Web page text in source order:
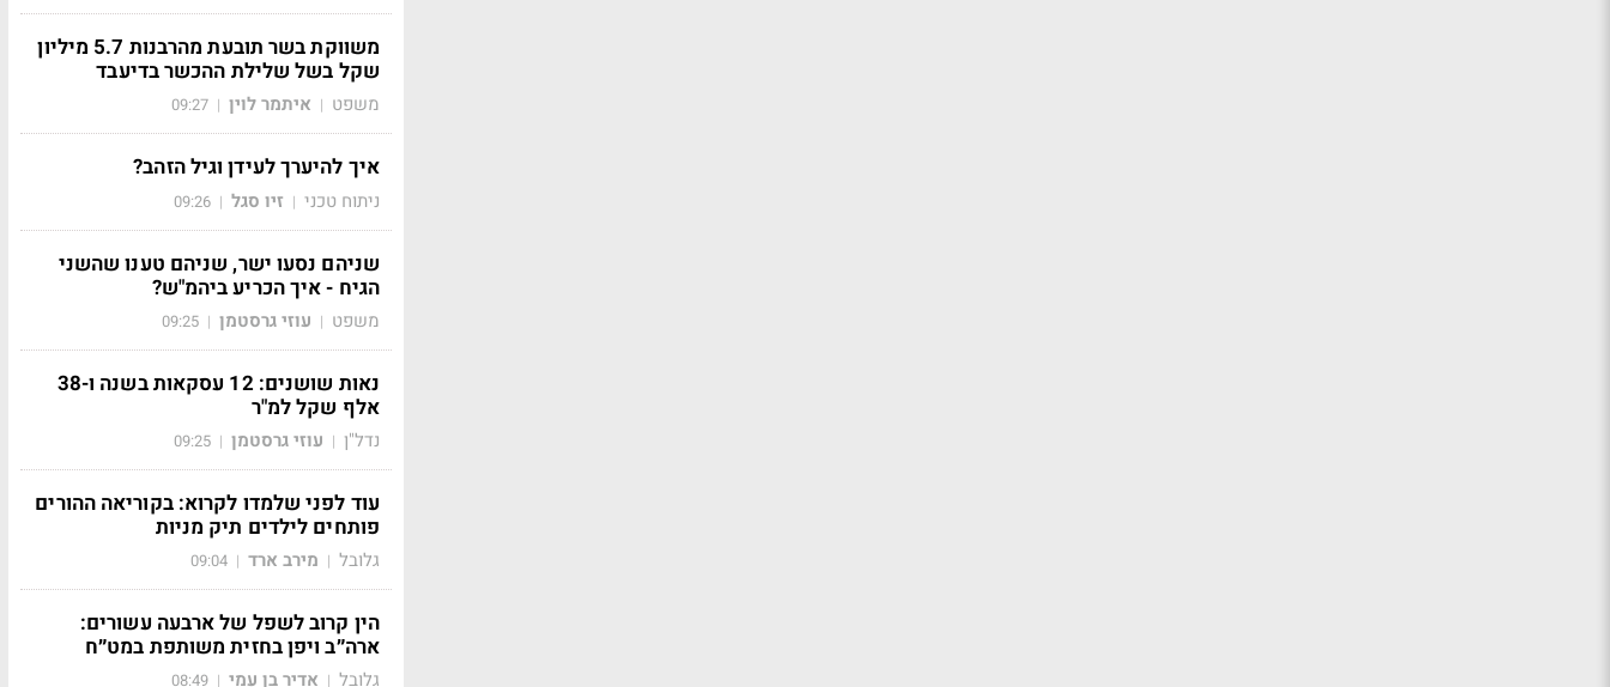
משווקת בשר תובעת מהרבנות 5.7 מיליון
שקל בשל שלילת ההכשר בדיעבד
משפט | איתמר לוין |
09:27
איך להיערך לעידן וגיל הזהב?
ניתוח טכני | זיו סגל |
09:26
שניהם נסעו ישר, שניהם טענו שהשני
הגיח - איך הכריע ביהמ"ש?
משפט | עוזי גרסטמן |
09:25
נאות שושנים: 12 עסקאות בשנה ו-38
אלף שקל למ"ר
נדל"ן | עוזי גרסטמן |
09:25
עוד לפני שלמדו לקרוא: בקוריאה ההורים
פותחים לילדים תיק מניות
גלובל | מירב ארד |
09:04
הין קרוב לשפל של ארבעה עשורים:
ארה״ב ויפן בחזית משותפת במט״ח
גלובל | אדיר בן עמי |
08:49